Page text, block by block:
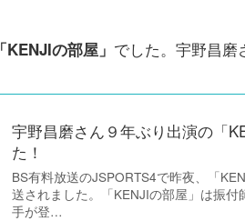
「KENJIの部屋」 でした。宇野昌磨
宇野昌磨さん９年ぶり出演の「
た！
BS有料放送のJSPORTS4で昨夜、「
送されました。「KENJIの部屋」は振
手が登…